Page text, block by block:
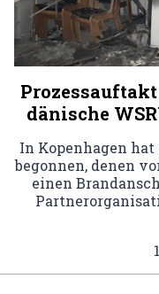
dänische
In Kopenhagen
begonnen, denen
einen